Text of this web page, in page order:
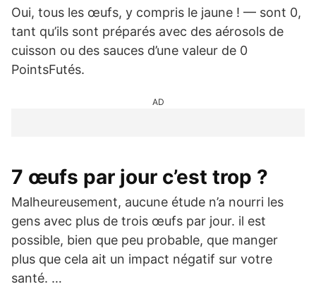
Oui, tous les œufs, y compris le jaune ! — sont 0,
tant qu’ils sont préparés avec des aérosols de
cuisson ou des sauces d’une valeur de 0
PointsFutés.
AD
7 œufs par jour c’est trop ?
Malheureusement, aucune étude n’a nourri les
gens avec plus de trois œufs par jour. il est
possible, bien que peu probable, que manger
plus que cela ait un impact négatif sur votre
santé. …